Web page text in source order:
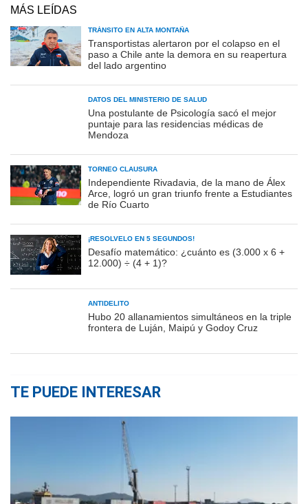
MÁS LEÍDAS
TRÁNSITO EN ALTA MONTAÑA
Transportistas alertaron por el colapso en el
paso a Chile ante la demora en su reapertura
del lado argentino
DATOS DEL MINISTERIO DE SALUD
Una postulante de Psicología sacó el mejor
puntaje para las residencias médicas de
Mendoza
TORNEO CLAUSURA
Independiente Rivadavia, de la mano de Álex
Arce, logró un gran triunfo frente a Estudiantes
de Río Cuarto
¡RESOLVELO EN 5 SEGUNDOS!
Desafío matemático: ¿cuánto es (3.000 x 6 +
12.000) ÷ (4 + 1)?
ANTIDELITO
Hubo 20 allanamientos simultáneos en la triple
frontera de Luján, Maipú y Godoy Cruz
TE PUEDE INTERESAR